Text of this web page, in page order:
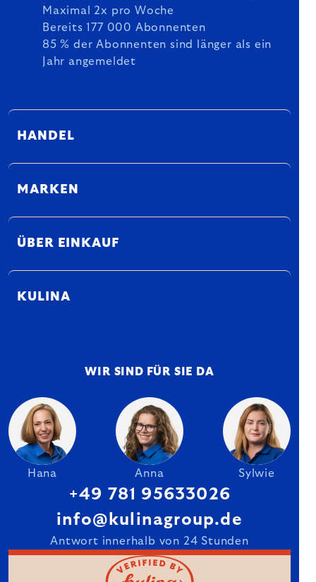
Maximal 2x pro Woche
Bereits 177 000 Abonnenten
85 % der Abonnenten sind länger als ein
Jahr angemeldet
HANDEL
MARKEN
ÜBER EINKAUF
KULINA
WIR SIND FÜR SIE DA
Hana Anna Sylwie
+49 781 95633026
info@kulinagroup.de
Antwort innerhalb von 24 Stunden